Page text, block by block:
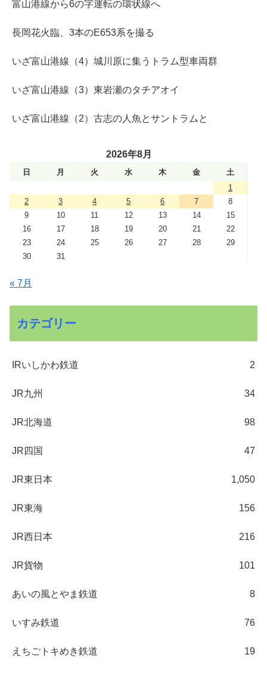
富山港線から6の字運転の環状線へ
長岡花火臨、3本のE653系を撮る
いざ富山港線（4）城川原に集うトラム型車両群
いざ富山港線（3）東岩瀬のタチアオイ
いざ富山港線（2）古志の人魚とサントラムと
2026年8月
日 月 火 水 木 金
土
1
2
3 4 5 6 7
8
9
10 11 12 13 14
15
16
17 18 19 20 21
22
23
24 25 26 27 28
29
30
31
« 7月
カテゴリー
IRいしかわ鉄道 2
JR九州 34
JR北海道 98
JR四国 47
JR東日本 1,050
JR東海 156
JR西日本 216
JR貨物 101
あいの風とやま鉄道 8
いすみ鉄道 76
えちごトキめき鉄道 19